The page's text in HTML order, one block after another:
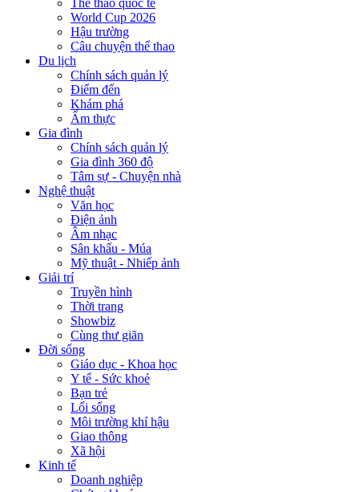
Thể thao quốc tế
World Cup 2026
Hậu trường
Câu chuyện thể thao
Du lịch
Chính sách quản lý
Điểm đến
Khám phá
Ẩm thực
Gia đình
Chính sách quản lý
Gia đình 360 độ
Tâm sự - Chuyện nhà
Nghệ thuật
Văn học
Điện ảnh
Âm nhạc
Sân khấu - Múa
Mỹ thuật - Nhiếp ảnh
Giải trí
Truyền hình
Thời trang
Showbiz
Cùng thư giãn
Đời sống
Giáo dục - Khoa học
Y tế - Sức khoẻ
Bạn trẻ
Lối sống
Môi trường khí hậu
Giao thông
Xã hội
Kinh tế
Doanh nghiệp